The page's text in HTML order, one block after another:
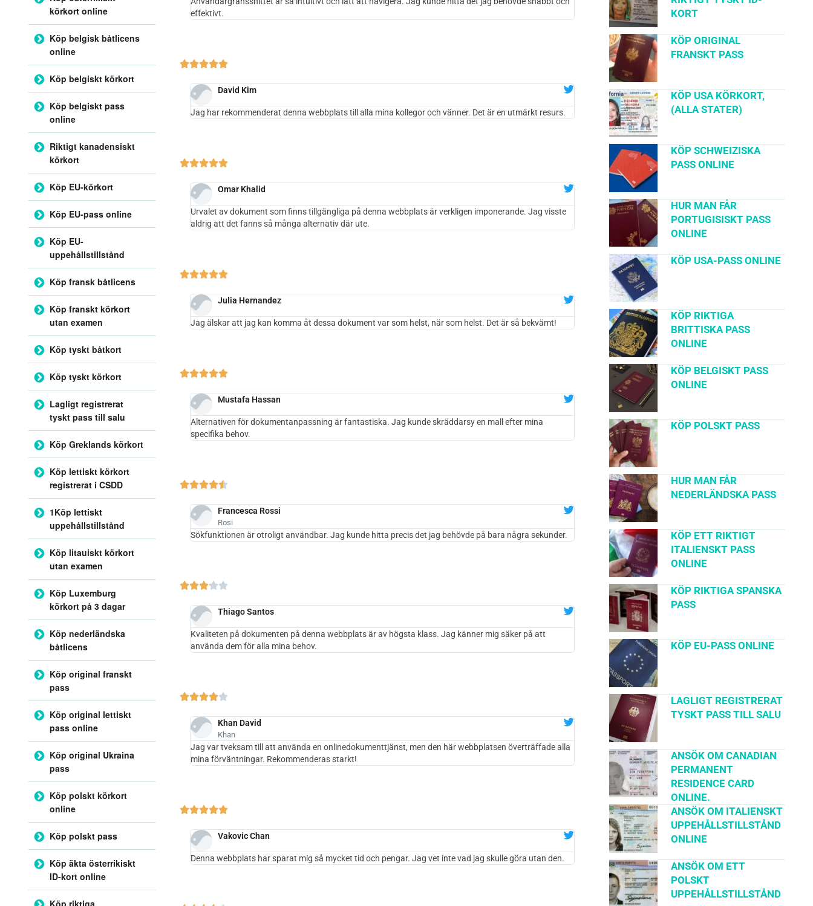
effektivt.

David Kim
Jag har rekommenderat denna webbplats till alla mina kollegor och vänner. Det är en utmärkt resurs.

Omar Khalid
Urvalet av dokument som finns tillgängliga på denna webbplats är verkligen imponerande. Jag visste
aldrig att det fanns så många alternativ där ute.

Julia Hernandez
Jag älskar att jag kan komma åt dessa dokument var som helst, när som helst. Det är så bekvämt!

Mustafa Hassan
Alternativen för dokumentanpassning är fantastiska. Jag kunde skräddarsy en mall efter mina
specifika behov.

Francesca Rossi
Rosi
Sökfunktionen är otroligt användbar. Jag kunde hitta precis det jag behövde på bara några sekunder.

Thiago Santos
Kvaliteten på dokumenten på denna webbplats är av högsta klass. Jag känner mig säker på att
använda dem för alla mina behov.

Khan David
Khan
Jag var tveksam till att använda en onlinedokumenttjänst, men den här webbplatsen överträffade alla
mina förväntningar. Rekommenderas starkt!

Vakovic Chan
Denna webbplats har sparat mig så mycket tid och pengar. Jag vet inte vad jag skulle göra utan den.
körkort online
Köp belgisk båtlicens
online
Köp belgiskt körkort
Köp belgiskt pass
online
Riktigt kanadensiskt
körkort
Köp EU-körkort
Köp EU-pass online
Köp EU-
uppehållstillstånd
Köp fransk båtlicens
Köp franskt körkort
utan examen
Köp tyskt båtkort
Köp tyskt körkort
Lagligt registrerat
tyskt pass till salu
Köp Greklands körkort
Köp lettiskt körkort
registrerat i CSDD
1Köp lettiskt
uppehållstillstånd
Köp litauiskt körkort
utan examen
Köp Luxemburg
körkort på 3 dagar
Köp nederländska
båtlicens
Köp original franskt
pass
Köp original lettiskt
pass online
Köp original Ukraina
pass
Köp polskt körkort
online
Köp polskt pass
Köp äkta österrikiskt
ID-kort online
Köp riktiga
KORT
KÖP ORIGINAL
FRANSKT PASS
KÖP USA KÖRKORT,
(ALLA STATER)
KÖP SCHWEIZISKA
PASS ONLINE
HUR MAN FÅR
PORTUGISISKT PASS
ONLINE
KÖP USA-PASS ONLINE
KÖP RIKTIGA
BRITTISKA PASS
ONLINE
KÖP BELGISKT PASS
ONLINE
KÖP POLSKT PASS
HUR MAN FÅR
NEDERLÄNDSKA PASS
KÖP ETT RIKTIGT
ITALIENSKT PASS
ONLINE
KÖP RIKTIGA SPANSKA
PASS
KÖP EU-PASS ONLINE
LAGLIGT REGISTRERAT
TYSKT PASS TILL SALU
ANSÖK OM CANADIAN
PERMANENT
RESIDENCE CARD
ONLINE.
ANSÖK OM ITALIENSKT
UPPEHÅLLSTILLSTÅND
ONLINE
ANSÖK OM ETT
POLSKT
UPPEHÅLLSTILLSTÅND